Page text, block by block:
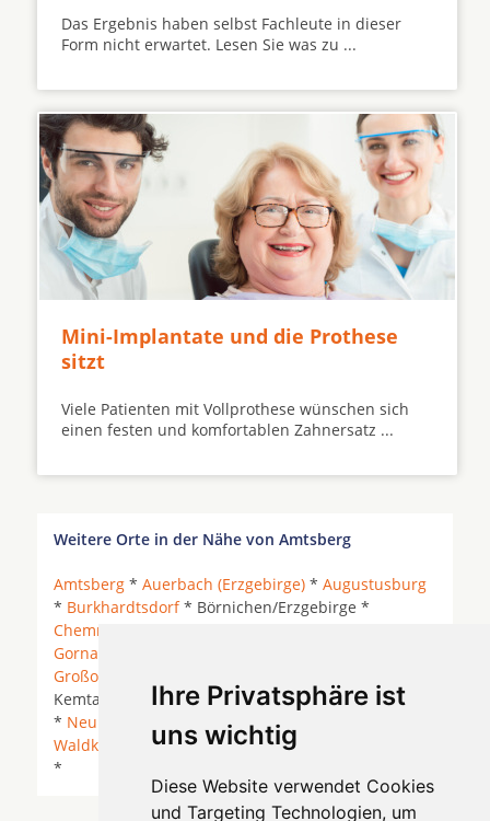
Ihre Privatsphäre ist
uns wichtig
Diese Website verwendet Cookies
und Targeting Technologien, um
Das Ergebnis haben selbst Fachleute in dieser
Form nicht erwartet. Lesen Sie was zu ...
Mini-Implantate und die Prothese
sitzt
Viele Patienten mit Vollprothese wünschen sich
einen festen und komfortablen Zahnersatz ...
Weitere Orte in der Nähe von Amtsberg
Amtsberg * Auerbach (Erzgebirge) * Augustusburg
* Burkhardtsdorf* Börnichen/Erzgebirge *
Chemnitz
Gornau
Großolbersdorf
Kemtau * Leubsdorf (Sachsen) * Neukirchen-Adorf
* Neukirchen/Erzgebirge * Scharfenstein *
Waldkirchen/Erzgebirge*Wolkenstein
*